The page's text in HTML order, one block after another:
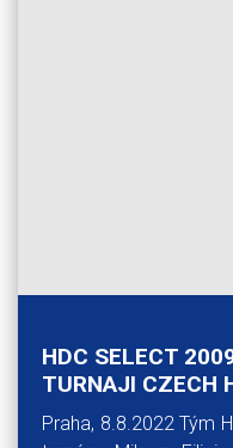
HDC SELECT
TURNAJI CZECH
Praha, 8.8.2022 Tým